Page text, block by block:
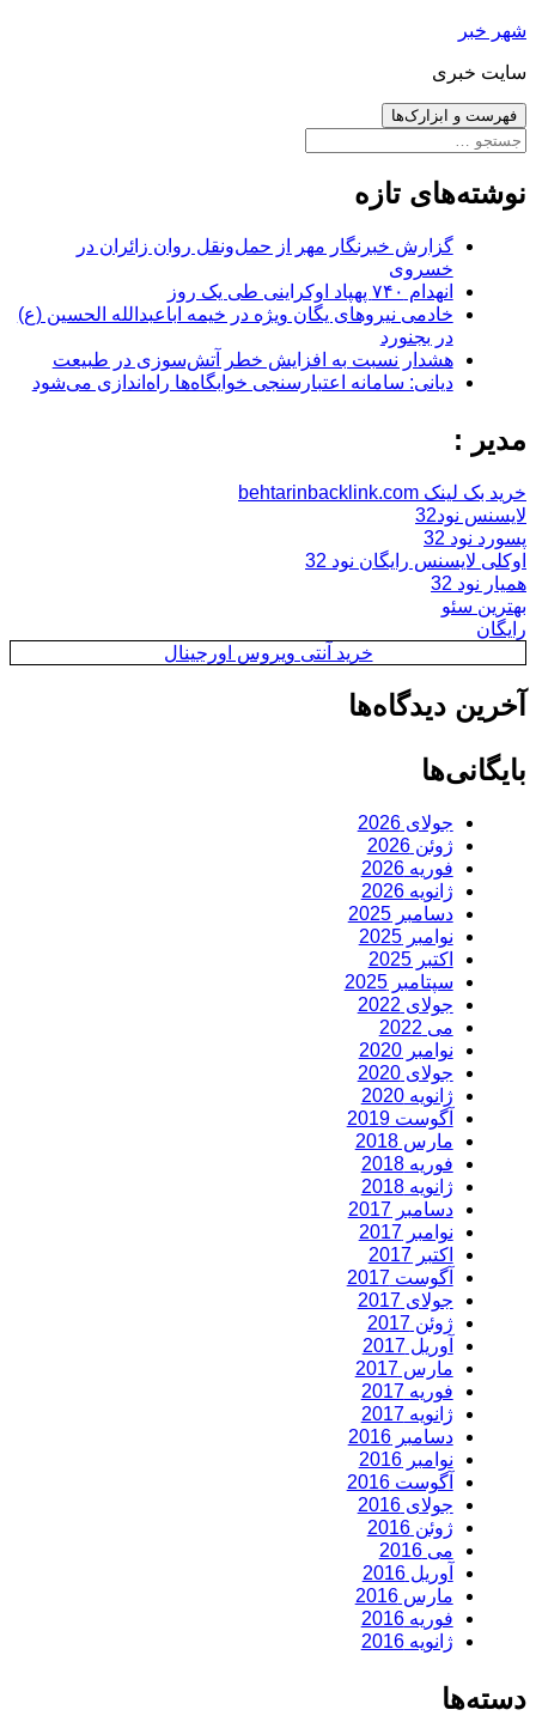
رفتن
نوشته‌ها
شهر خبر
سایت خبری
فهرست و ابزارک‌ها
جستجو
نوشته‌های تازه
گزارش خبرنگار مهر از حمل‌ونقل روان زائران در
خسروی
انهدام ۷۴۰ پهپاد اوکراینی طی یک روز
خادمی نیروهای یگان ویژه در خیمه اباعبدالله الحسین (ع)
در بجنورد
هشدار نسبت به افزایش خطر آتش‌سوزی در طبیعت
دیانی: سامانه اعتبارسنجی خوابگاه‌ها راه‌اندازی می‌شود
مدیر :
خرید بک لینک behtarinbacklink.com
لایسنس نود32
پسورد نود 32
اوکلی لایسنس رایگان نود 32
همیار نود 32
بهترین سئو
رایگان
خرید آنتی ویروس اورجینال
آخرین دیدگاه‌ها
بایگانی‌ها
جولای 2026
ژوئن 2026
فوریه 2026
ژانویه 2026
دسامبر 2025
نوامبر 2025
اکتبر 2025
سپتامبر 2025
جولای 2022
می 2022
نوامبر 2020
جولای 2020
ژانویه 2020
آگوست 2019
مارس 2018
فوریه 2018
ژانویه 2018
دسامبر 2017
نوامبر 2017
اکتبر 2017
آگوست 2017
جولای 2017
ژوئن 2017
آوریل 2017
مارس 2017
فوریه 2017
ژانویه 2017
دسامبر 2016
نوامبر 2016
آگوست 2016
جولای 2016
ژوئن 2016
می 2016
آوریل 2016
مارس 2016
فوریه 2016
ژانویه 2016
دسته‌ها